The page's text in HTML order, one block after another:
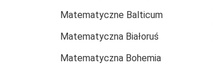
Matematyczne Balticum
Matematyczna Białoruś
Matematyczna Bohemia